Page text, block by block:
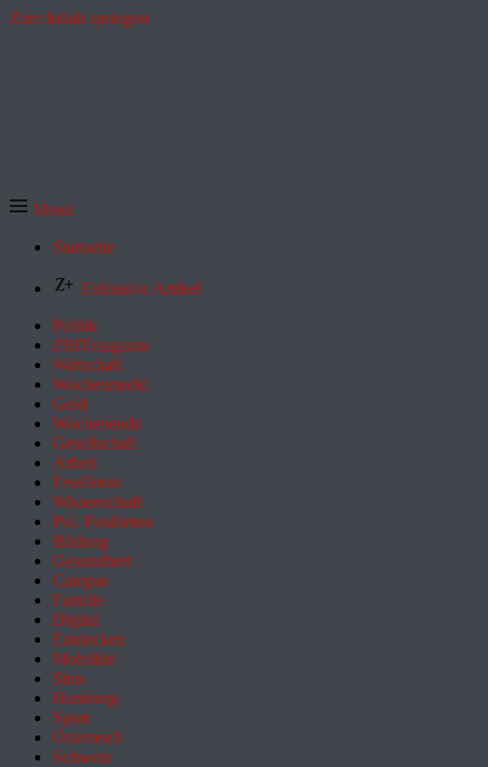
Zum Inhalt springen
Menü
Startseite
Exklusive Artikel
Politik
ZEITmagazin
Wirtschaft
Wochenmarkt
Geld
Wochenende
Gesellschaft
Arbeit
Feuilleton
Wissenschaft
Pol. Feuilleton
Bildung
Gesundheit
Campus
Familie
Digital
Entdecken
Mobilität
Sinn
Hamburg
Sport
Österreich
Schweiz